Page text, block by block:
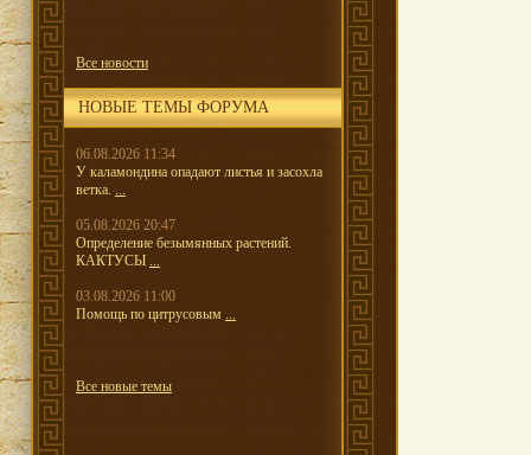
Все новости
НОВЫЕ ТЕМЫ ФОРУМА
06.08.2026 11:34
У каламондина опадают листья и засохла
ветка. ...
05.08.2026 20:47
Определение безымянных растений.
КАКТУСЫ ...
03.08.2026 11:00
Помощь по цитрусовым ...
Все новые темы